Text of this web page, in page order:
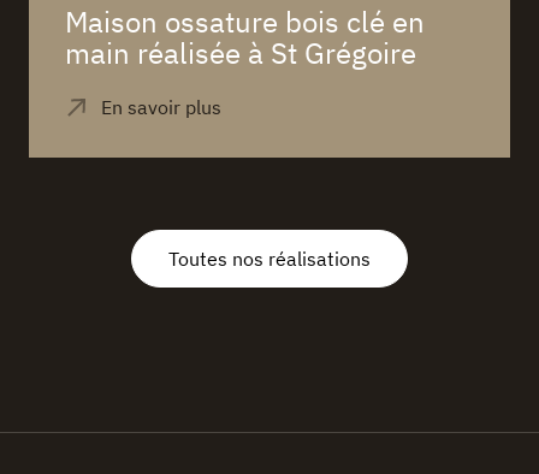
Maison ossature bois clé en
main réalisée à St Grégoire
Toutes nos réalisations